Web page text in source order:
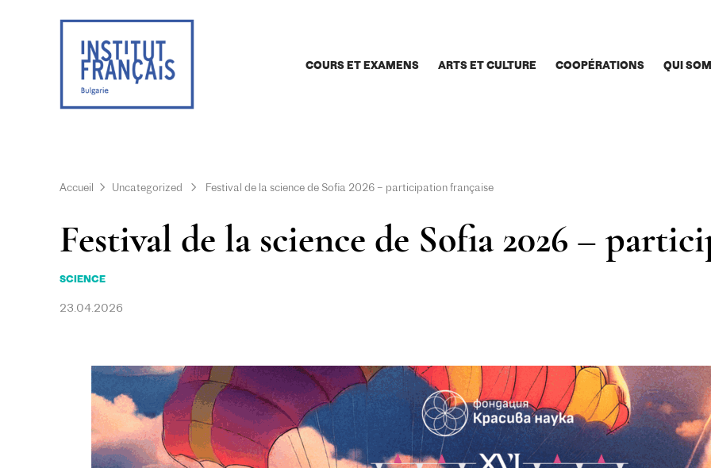
COURS ET EXAMENS ARTS ET CULTURE COOPÉRATIONS QUI
Accueil Uncategorized Festival de la science de Sofia 2026 – participation française
Festival de la science de Sofia 2026 –
SCIENCE
23.04.2026